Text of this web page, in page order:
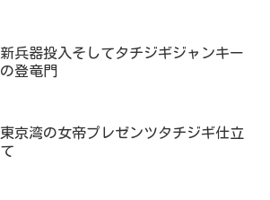
新兵器投入そしてタチジギジャンキー
の登竜門
東京湾の女帝プレゼンツタチジギ仕立
て